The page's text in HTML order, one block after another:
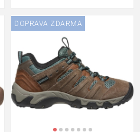
DOPRAVA ZDARMA